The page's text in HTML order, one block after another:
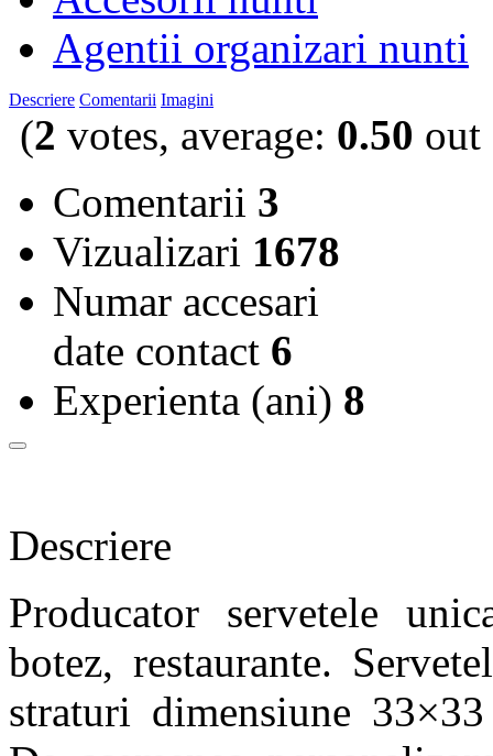
Agentii organizari nunti
Descriere Comentarii Imagini
(2 votes, average: 0.50 out
Comentarii 3
Vizualizari 1678
Numar accesari
date contact 6
Experienta (ani) 8
Descriere
Producator servetele
botez, restaurante.
straturi dimensiune